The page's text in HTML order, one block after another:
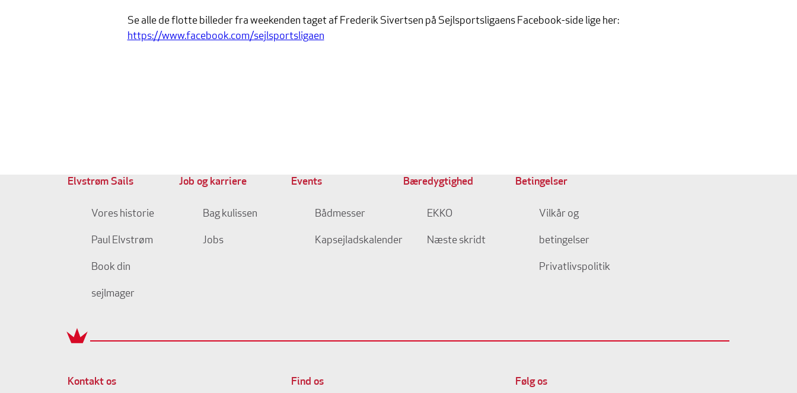
Se alle de flotte billeder fra weekenden taget af Frederik Sivertsen på Sejlsportsligaens Facebook-side lige her:
https://www.facebook.com/sejlsportsligaen
Elvstrøm Sails
Vores historie
Paul Elvstrøm
Book din
sejlmager
Job og karriere
Bag kulissen
Jobs
Events
Bådmesser
Kapsejladskalender
Bæredygtighed
EKKO
Næste skridt
Betingelser
Vilkår og
betingelser
Privatlivspolitik
Kontakt os Find os Følg os